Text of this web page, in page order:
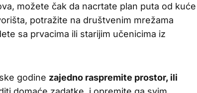
možete čak da nacrtate plan puta od kuće
potražite na društvenim mrežama
sa prvacima ili starijim učenicima iz
godine zajedno raspremite prostor, ili